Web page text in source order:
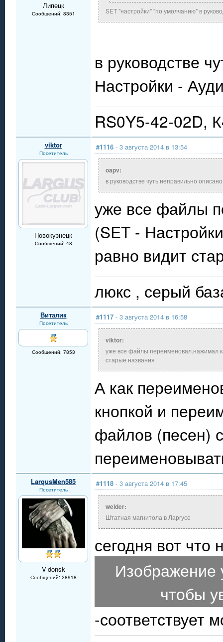
Липецк
Сообщений: 8351 SET "настройки" "по умолчанию" в
в руководстве
Настройки -
RS0Y5-42-02D,
viktor
Посетитель
Новокузнецк
Сообщений: 48
#1116 - 3 августа 2014 в 13:54
oapv:
в руководстве чуть неправильно
уже все файлы
(SET -
равно видит
люкс ,
Виталик
Посетитель
Сообщений: 7853
#1117 - 3 августа 2014 в 16:58
viktor:
уже все файлы переименовал.нажимал
старые названия
А как
кнопкой и
файлов (песен)
LarqusMen585
Посетитель
V-donsk
Сообщений: 28918
#1118 - 3 августа 2014 в 17:45
welder:
Штатная магнитола в Ларгусе
сегодня вот
чтобы
-соответствует